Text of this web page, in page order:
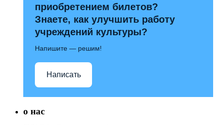
приобретением билетов?
Знаете, как улучшить работу
учреждений культуры?
Напишите — решим!
Написать
о нас